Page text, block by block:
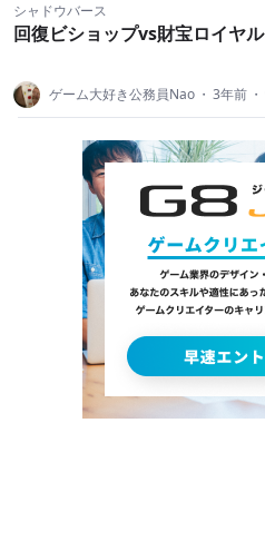
シャドウバース
回復ビショップvs財宝ロイヤル
ゲーム大好き公務員Nao ・ 3年前 ・